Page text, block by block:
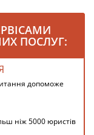
ПОСЛУГ:
допоможе
ніж 5000 юристів